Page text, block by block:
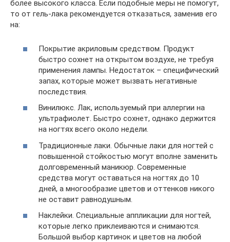
более высокого класса. Если подобные меры не помогут,
то от гель-лака рекомендуется отказаться, заменив его
на:
Покрытие акриловым средством. Продукт
быстро сохнет на открытом воздухе, не требуя
применения лампы. Недостаток – специфический
запах, которые может вызвать негативные
последствия.
Винилюкс. Лак, используемый при аллергии на
ультрафиолет. Быстро сохнет, однако держится
на ногтях всего около недели.
Традиционные лаки. Обычные лаки для ногтей с
повышенной стойкостью могут вполне заменить
долговременный маникюр. Современные
средства могут оставаться на ногтях до 10
дней, а многообразие цветов и оттенков никого
не оставит равнодушным.
Наклейки. Специальные аппликации для ногтей,
которые легко приклеиваются и снимаются.
Большой выбор картинок и цветов на любой